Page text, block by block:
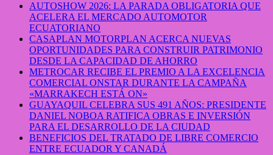
AUTOSHOW 2026: LA PARADA OBLIGATORIA QUE
ACELERA EL MERCADO AUTOMOTOR
ECUATORIANO
CASAPLAN MOTORPLAN ACERCA NUEVAS
OPORTUNIDADES PARA CONSTRUIR PATRIMONIO
DESDE LA CAPACIDAD DE AHORRO
METROCAR RECIBE EL PREMIO A LA EXCELENCIA
COMERCIAL ONSTAR DURANTE LA CAMPAÑA
«MARRAKECH ESTÁ ON»
GUAYAQUIL CELEBRA SUS 491 AÑOS: PRESIDENTE
DANIEL NOBOA RATIFICA OBRAS E INVERSIÓN
PARA EL DESARROLLO DE LA CIUDAD
BENEFICIOS DEL TRATADO DE LIBRE COMERCIO
ENTRE ECUADOR Y CANADÁ